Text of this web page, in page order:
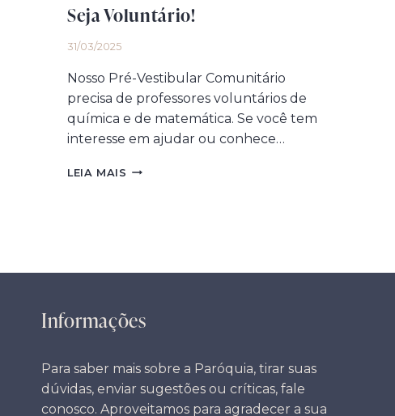
Seja Voluntário!
31/03/2025
Nosso Pré-Vestibular Comunitário
precisa de professores voluntários de
química e de matemática. Se você tem
interesse em ajudar ou conhece…
LEIA MAIS PRÉ-
Informações
Para saber mais sobre a Paróquia, tirar suas
dúvidas, enviar sugestões ou críticas, fale
conosco. Aproveitamos para agradecer a sua